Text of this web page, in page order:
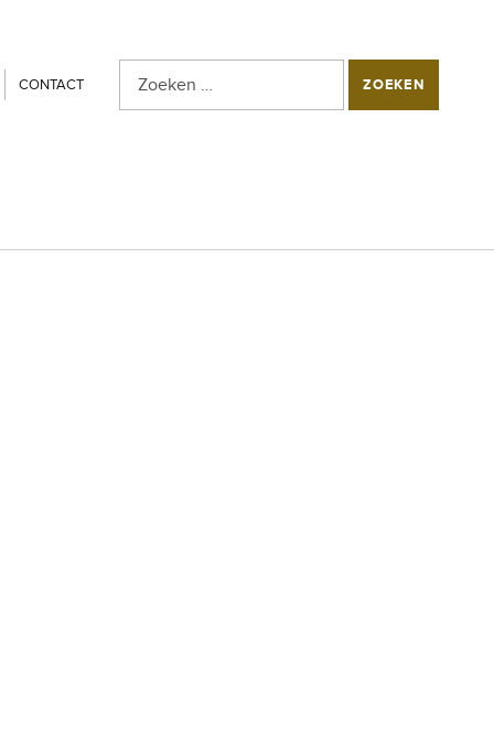
CONTACT
SEARCH THE SITE
Zoeken naar: